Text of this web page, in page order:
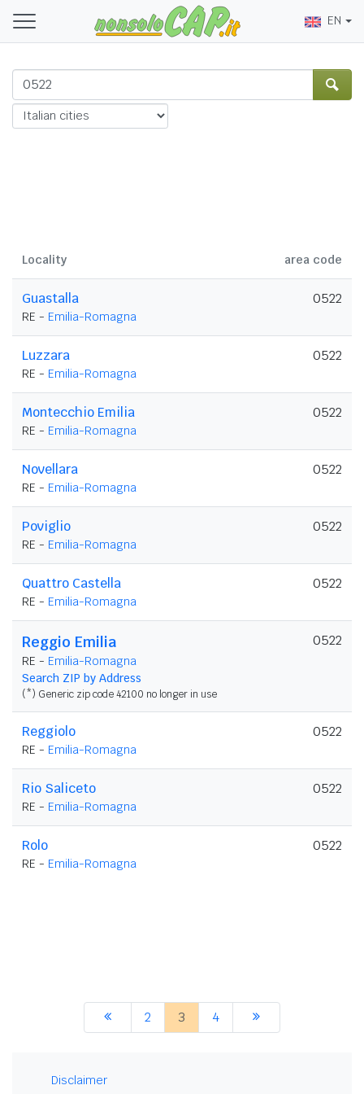
EN
Locality area code
Guastalla
RE - Emilia-Romagna
0522
Luzzara
RE - Emilia-Romagna
0522
Montecchio Emilia
RE - Emilia-Romagna
0522
Novellara
RE - Emilia-Romagna
0522
Poviglio
RE - Emilia-Romagna
0522
Quattro Castella
RE - Emilia-Romagna
0522
Reggio Emilia
RE - Emilia-Romagna
Search ZIP by Address
(*) Generic zip code 42100 no longer in use
0522
Reggiolo
RE - Emilia-Romagna
0522
Rio Saliceto
RE - Emilia-Romagna
0522
Rolo
RE - Emilia-Romagna
0522
2 3 4
Disclaimer